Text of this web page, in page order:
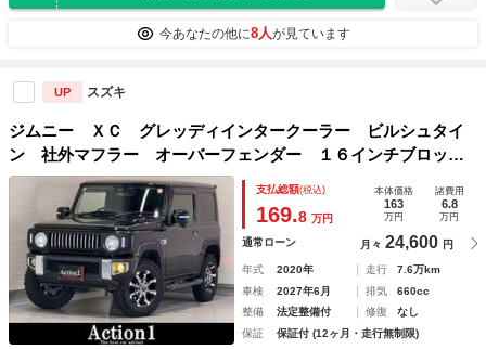
今あなたの他に8人が見ています
UP スズキ
ジムニー ＸＣ グレッディインタークーラー ビルシュタイ
ン 社外マフラー オーバーフェンダー １６インチブロック
タイヤ サイドステップ 背面タイヤ積込済み シートヒー
ター ＬＥＤヘッドライト クルーズコントロール
支払総額(税込)
169.8 万円
本体価格
163
万円
諸費用
6.8
万円
通常ローン 月々 24,600 円
年式 2020年 走行
7.6万km
車検
2027年6月 排気
660cc
整備
法定整備付 修復
なし
保証
保証付 (12ヶ月・走行無制限)